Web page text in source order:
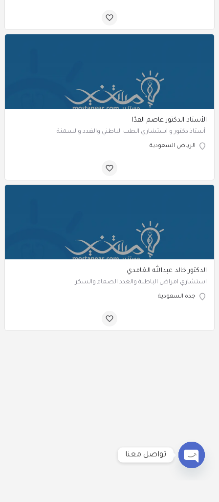
الأستاذ الدكتور عاصم الفدّا
أستاذ دكتور و استشاري الطب الباطني والغدد والسمنة
الرياض السعودية
الدكتور خالد عبدالله الغامدي
استشاري امراض الباطنة والغدد الصماء والسكر
جدة السعودية
تواصل معنا